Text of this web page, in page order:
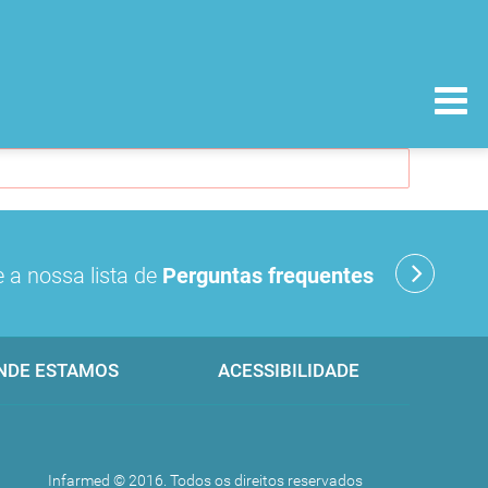
a nossa lista de Perguntas frequentes
ESTAMOS ACESSIBILIDADE
Infarmed © 2016. Todos os direitos reservados